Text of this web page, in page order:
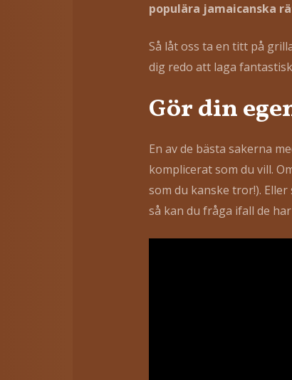
populära jamaicanska
Så låt oss ta en titt på
dig redo att laga
Gör din
En av de bästa sakerna
komplicerat som du vill.
som du kanske tror!).
så kan du fråga ifall de